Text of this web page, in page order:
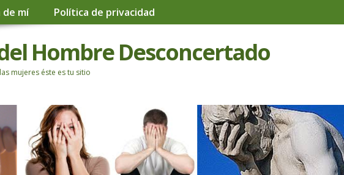
de mí Política de privacidad
Hombre Desconcertado
mujeres éste es tu sitio